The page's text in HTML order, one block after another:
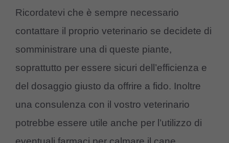
Ricordatevi che è sempre necessario
contattare il proprio veterinario se decidete di
somministrare una di queste piante,
soprattutto per essere sicuri dell’efficienza e
del dosaggio giusto da offrire a fido. Inoltre
una consulenza con il vostro veterinario
potrebbe essere utile anche per l’utilizzo di